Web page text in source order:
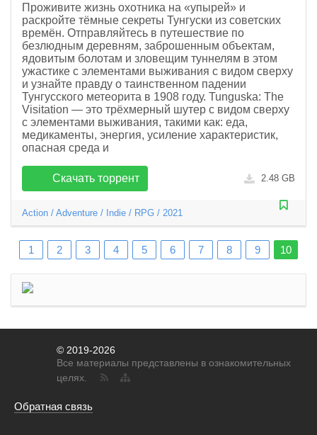
Проживите жизнь охотника на «упырей» и
раскройте тёмные секреты Тунгуски из советских
времён. Отправляйтесь в путешествие по
безлюдным деревням, заброшенным объектам,
ядовитым болотам и зловещим туннелям в этом
ужастике с элементами выживания с видом сверху
и узнайте правду о таинственном падении
Тунгусского метеорита в 1908 году. Tunguska: The
Visitation — это трёхмерный шутер с видом сверху
с элементами выживания, такими как: еда,
медикаменты, энергия, усиление характеристик,
опасная среда и
Скачать торрент 2.48 GB
Action / Adventure / Indie / RPG / 2021
1 2 3 4 5 6 7 8 9 10
© 2019-2026
Все материалы представлены в ознакомительных
целях.
Обратная связь